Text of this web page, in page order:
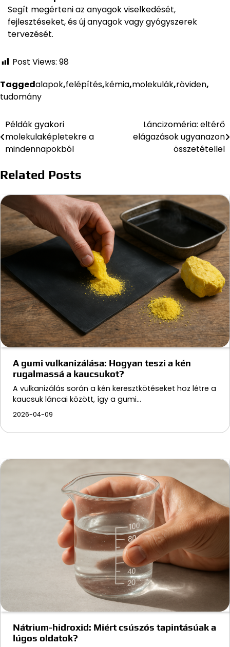
Segít megérteni az anyagok viselkedését,
fejlesztéseket, és új anyagok vagy gyógyszerek
tervezését.
Post Views: 98
Taggedalapok,felépítés,kémia,molekulák,röviden,
tudomány
Bejegyzés
navigáció
Példák gyakori
molekulaképletekre a
mindennapokból
Láncizoméria: eltérő
elágazások ugyanazon
összetétellel
Related Posts
A gumi vulkanizálása: Hogyan teszi a kén
rugalmassá a kaucsukot?
A vulkanizálás során a kén keresztkötéseket hoz létre a
kaucsuk láncai között, így a gumi…
2026-04-09
Nátrium-hidroxid: Miért csúszós tapintásúak a
lúgos oldatok?